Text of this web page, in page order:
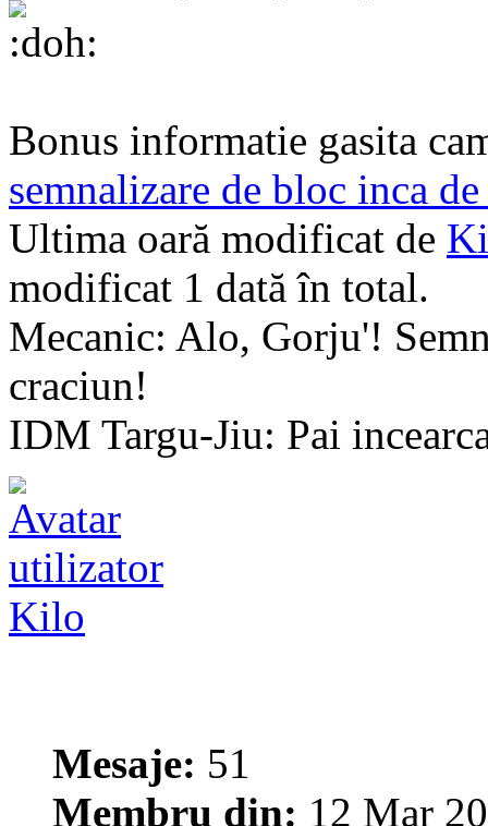
Bonus informatie gasita
semnalizare de bloc inca
Ultima oară modificat de
modificat 1 dată în total.
Mecanic: Alo, Gorju'!
craciun!
IDM Targu-Jiu: Pai
Kilo
Mesaje: 51
Membru din: 12 Mar